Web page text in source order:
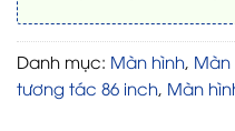
Danh mục: Màn hình
tương tác 86 inch Màn